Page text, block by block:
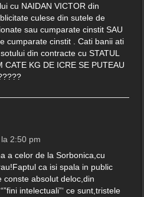
cu NAIDAN VICTOR din
culese din sutele de
sau cumparate cinstit SAU
cumparate cinstit . Cati banii ati
din contracte cu STATUL
CATE KG DE ICRE SE PUTEAU
2:50 pm
a celor de la Sorbonica,cu
ca isi spala in public
conste absolut deloc,din
intelectuali”‘ ce sunt,tristele